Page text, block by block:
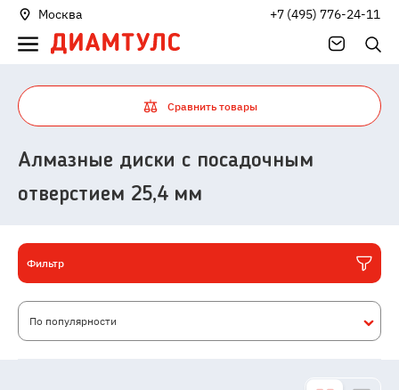
Москва +7 (495) 776-24-11
Сравнить товары
Алмазные диски с посадочным
отверстием 25,4 мм
Фильтр
По популярности